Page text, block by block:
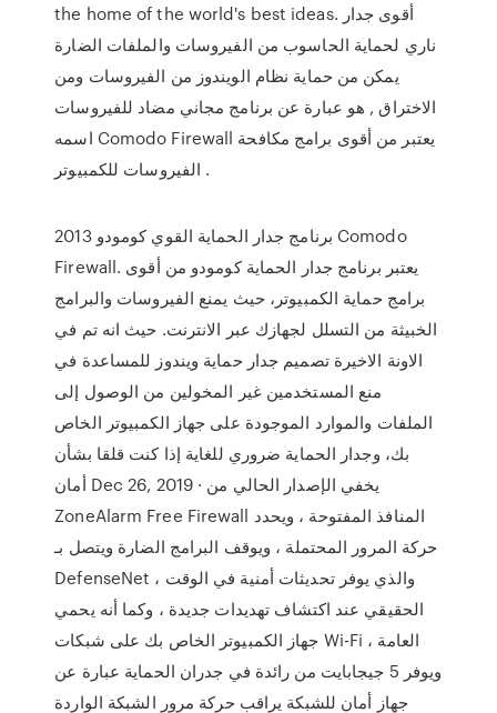
the home of the world's best ideas. أقوى جدار
ناري لحماية الحاسوب من الفيروسات والملفات الضارة
يمكن من حماية نظام الويندوز من الفيروسات ومن
الاختراق , هو عبارة عن برنامج مجاني مضاد للفيروسات
اسمه Comodo Firewall يعتبر من أقوى برامج مكافحة
الفيروسات للكمبيوتر .
برنامج جدار الحماية القوي كومودو 2013 Comodo
Firewall. يعتبر برنامج جدار الحماية كومودو من أقوى
برامج حماية الكمبيوتر، حيث يمنع الفيروسات والبرامج
الخبيثة من التسلل لجهازك عبر الانترنت. حيث انه تم في
الاونة الاخيرة تصميم جدار حماية ويندوز للمساعدة في
منع المستخدمين غير المخولين من الوصول إلى
الملفات والموارد الموجودة على جهاز الكمبيوتر الخاص
بك، وجدار الحماية ضروري للغاية إذا كنت قلقا بشأن
أمان Dec 26, 2019 · يخفي الإصدار الحالي من
ZoneAlarm Free Firewall المنافذ المفتوحة ، ويحدد
حركة المرور المحتملة ، ويوقف البرامج الضارة ويتصل بـ
DefenseNet ، والذي يوفر تحديثات أمنية في الوقت
الحقيقي عند اكتشاف تهديدات جديدة ، وكما أنه يحمي
جهاز الكمبيوتر الخاص بك على شبكات Wi-Fi العامة ،
ويوفر 5 جيجابايت من رائدة في جدران الحماية عبارة عن
جهاز أمان للشبكة يراقب حركة مرور الشبكة الواردة